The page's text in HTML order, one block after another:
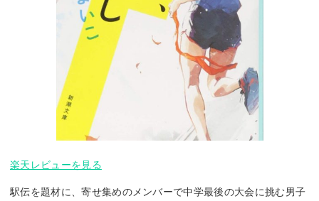
楽天レビューを見る
駅伝を題材に、寄せ集めのメンバーで中学最後の大会に挑む男子